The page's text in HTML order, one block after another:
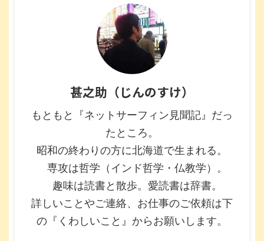
甚之助（じんのすけ）
もともと『ネットサーフィン見聞記』だっ
たところ。
昭和の終わりの方に北海道で生まれる。
専攻は哲学（インド哲学・仏教学）。
趣味は読書と散歩。愛読書は辞書。
詳しいことやご連絡、お仕事のご依頼は下
の『くわしいこと』からお願いします。